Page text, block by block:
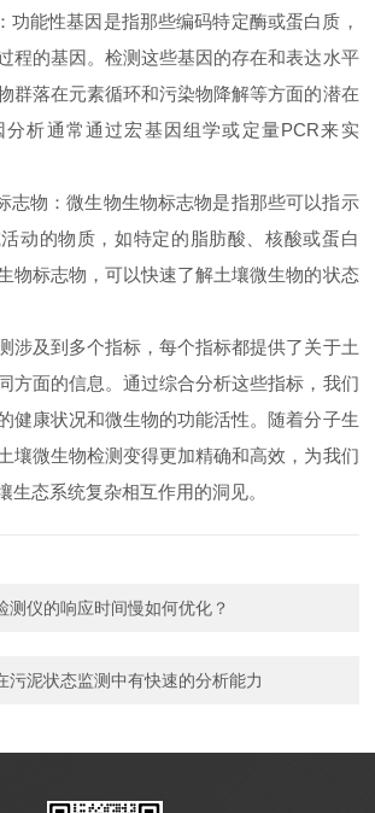
能性基因是指那些编码特定酶或蛋白质，
程的基因。检测这些基因的存在和表达水平
群落在元素循环和污染物降解等方面的潜在
析通常通过宏基因组学或定量PCR来实
物：微生物生物标志物是指那些可以指示
动的物质，如特定的脂肪酸、核酸或蛋白
物标志物，可以快速了解土壤微生物的状态
及到多个指标，每个指标都提供了关于土
方面的信息。通过综合分析这些指标，我们
健康状况和微生物的功能活性。随着分子生
壤微生物检测变得更加精确和高效，为我们
生态系统复杂相互作用的洞见。
测仪的响应时间慢如何优化？
污泥状态监测中有快速的分析能力